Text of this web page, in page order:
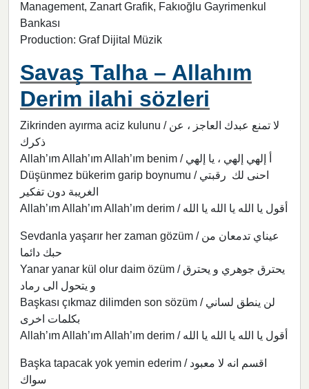
Management, Zanart Grafik, Fakıoğlu Gayrimenkul
Bankası
Production: Graf Dijital Müzik
Savaş Talha – Allahım
Derim ilahi sözleri
Zikrinden ayırma aciz kulunu / لا تمنع عبدك العاجز ، عن
ذكرك
Allah’ım Allah’ım Allah’ım benim / أ إلهي إلهي ، يا إلهي
Düşünmez bükerim garip boynumu / احنى لك رقبتي
الغريبة دون تفكير
Allah’ım Allah’ım Allah’ım derim / أقول يا الله يا الله يا الله
Sevdanla yaşarır her zaman gözüm / عيناي تدمعان من
حبك دائما
Yanar yanar kül olur daim özüm / يحترق جوهري و يحترق
و يتحول الى رماد
Başkası çıkmaz dilimden son sözüm / لن ينطق لساني
بكلمات اخرى
Allah’ım Allah’ım Allah’ım derim / أقول يا الله يا الله يا الله
Başka tapacak yok yemin ederim / اقسم انه لا معبود
سواك